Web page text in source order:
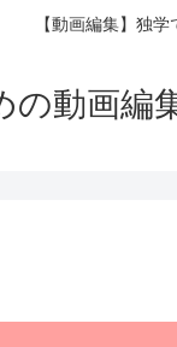
【動画編集】独
の動画編